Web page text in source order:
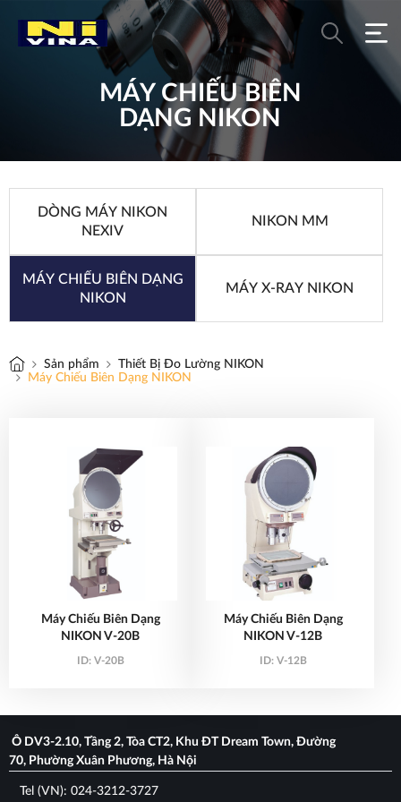
MÁY CHIẾU BIÊN
DẠNG NIKON
DÒNG MÁY NIKON
NEXIV
NIKON MM
MÁY CHIẾU BIÊN DẠNG
NIKON
MÁY X-RAY NIKON
Sản phẩm
Thiết Bị Đo Lường NIKON
Máy Chiếu Biên Dạng NIKON
Máy Chiếu Biên Dạng
NIKON V-20B
ID: V-20B
Máy Chiếu Biên Dạng
NIKON V-12B
ID: V-12B
Ô DV3-2.10, Tầng 2, Tòa CT2, Khu ĐT Dream Town, Đường
70, Phường Xuân Phương, Hà Nội
Tel (VN): 024-3212-3727